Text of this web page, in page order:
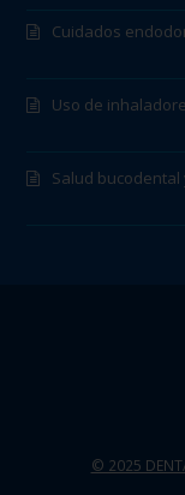
Cuidados
Uso de
Salud
© 2025